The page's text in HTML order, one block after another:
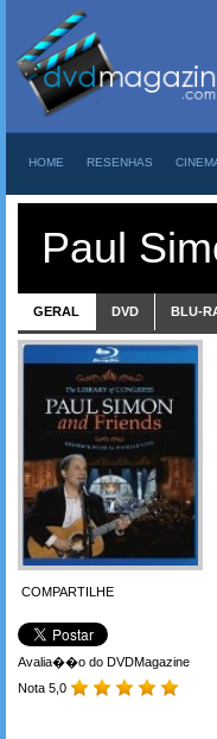
HOME RESENHAS
Paul
GERAL DVD BLU-
COMPARTILHE
Avalia��o do DVDMagazine
Nota 5,0